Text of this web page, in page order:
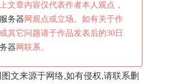
文章内容仅代表作者本人观点，
务器网观点或立场。如有关于作
其它问题请于作品发表后的30日
器 网联系。
图文来源于网络,如有侵权,请联系删